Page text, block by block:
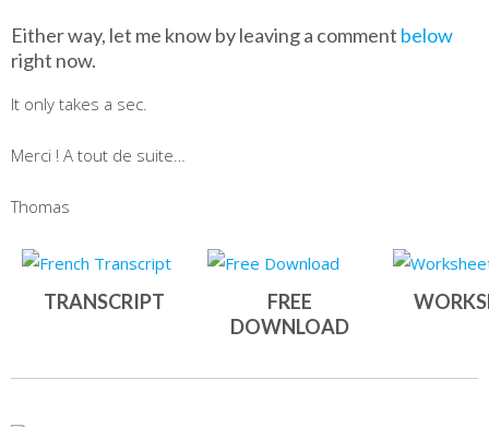
Either way, let me know by leaving a comment below
right now.
It only takes a sec.
Merci ! A tout de suite…
Thomas
TRANSCRIPT
FREE
DOWNLOAD